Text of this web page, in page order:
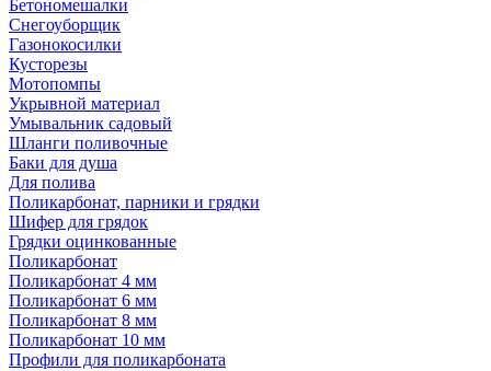
Бетономешалки
Снегоуборщик
Газонокосилки
Кусторезы
Мотопомпы
Укрывной материал
Умывальник садовый
Шланги поливочные
Баки для душа
Для полива
Поликарбонат, парники и грядки
Шифер для грядок
Грядки оцинкованные
Поликарбонат
Поликарбонат 4 мм
Поликарбонат 6 мм
Поликарбонат 8 мм
Поликарбонат 10 мм
Профили для поликарбоната